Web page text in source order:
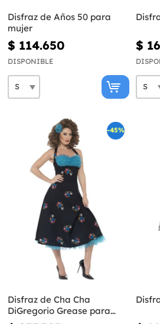
Disfraz de Años 50 para
mujer
$ 114.650
DISPONIBLE
$
-45%
Disfraz de Cha Cha
DiGregorio Grease para